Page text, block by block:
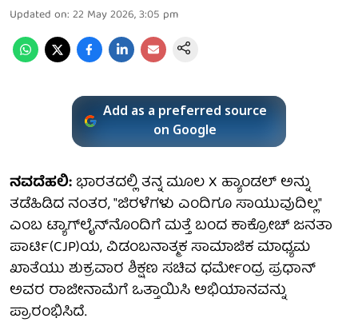
Updated on: 22 May 2026, 3:05 pm
Add as a preferred source
on Google
ನವದೆಹಲಿ:ಭಾರತದಲ್ಲಿ ತನ್ನ ಮೂಲ X ಹ್ಯಾಂಡಲ್ ಅನ್ನು
ತಡೆಹಿಡಿದ ನಂತರ, "ಜಿರಳೆಗಳು ಎಂದಿಗೂ ಸಾಯುವುದಿಲ್ಲ"
ಎಂಬ ಟ್ಯಾಗ್‌ಲೈನ್‌ನೊಂದಿಗೆ ಮತ್ತೆ ಬಂದ ಕಾಕ್ರೋಚ್ ಜನತಾ
ಪಾರ್ಟಿ(CJP)ಯ, ವಿಡಂಬನಾತ್ಮಕ ಸಾಮಾಜಿಕ ಮಾಧ್ಯಮ
ಖಾತೆಯು ಶುಕ್ರವಾರ ಶಿಕ್ಷಣ ಸಚಿವ ಧರ್ಮೇಂದ್ರ ಪ್ರಧಾನ್
ಅವರ ರಾಜೀನಾಮೆಗೆ ಒತ್ತಾಯಿಸಿ ಅಭಿಯಾನವನ್ನು
ಪ್ರಾರಂಭಿಸಿದೆ.